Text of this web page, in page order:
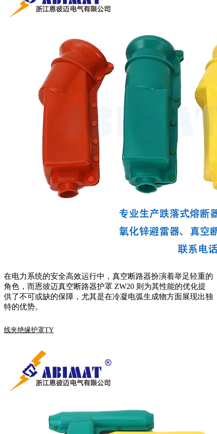
在电力系统的安全高效运行中，真空断路器扮演着举足轻重的
角色，而恩彼迈真空断路器护罩 ZW20 则为其性能的优化提
供了不可或缺的保障，尤其是在冷凝电弧生成物方面展现出独
特的优势。
线夹绝缘护罩TY